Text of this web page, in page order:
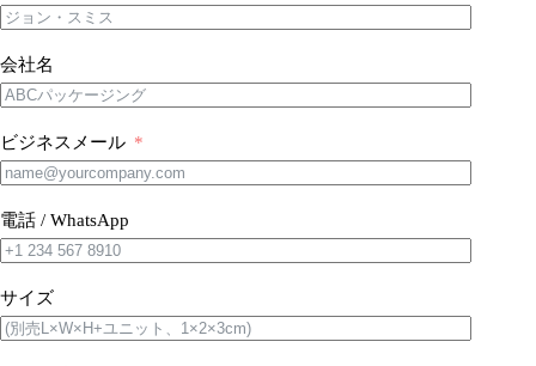
会社名
ビジネスメール
電話 / WhatsApp
サイズ